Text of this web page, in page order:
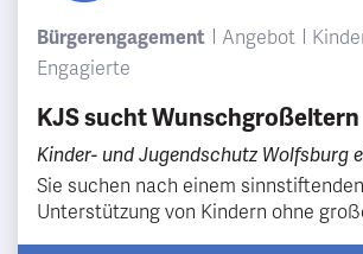
Bürgerengagement Angebot
Engagierte
KJS sucht Wunschgroßeltern
Kinder- und Jugendschutz Wolfsburg
Sie suchen nach einem
Unterstützung von Kindern ohne
Netz mit langfristiger Perspektive?